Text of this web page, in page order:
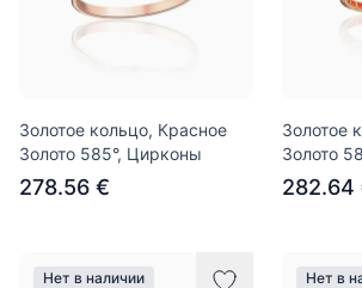
Золотое кольцо, Красное
Золото 585°, Цирконы
278.56 €
Золотое
Золото
282.64
Нет в наличии Нет в